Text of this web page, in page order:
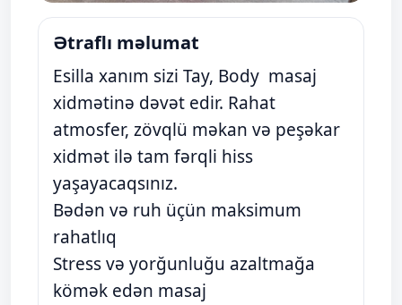
Ətraflı məlumat
Esilla xanım sizi Tay, Body masaj
xidmətinə dəvət edir. Rahat
atmosfer, zövqlü məkan və peşəkar
xidmət ilə tam fərqli hiss
yaşayacaqsınız.
Bədən və ruh üçün maksimum
rahatlıq
Stress və yorğunluğu azaltmağa
kömək edən masaj